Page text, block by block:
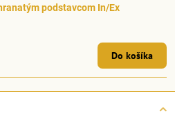
podstavcom In/Ex
Do košíka